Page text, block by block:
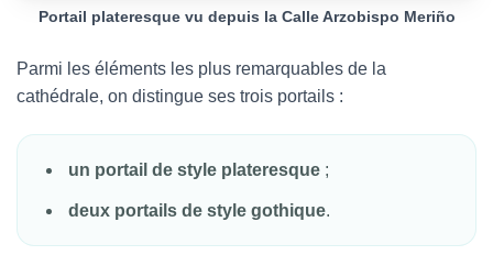
Portail plateresque vu depuis la Calle Arzobispo Meriño
Parmi les éléments les plus remarquables de la
cathédrale, on distingue ses trois portails :
un portail de style plateresque ;
deux portails de style gothique.